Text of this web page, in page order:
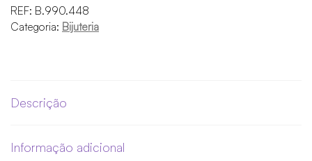
Ansiedade
–
REF: B.990.448
Categoria: Bijuteria
Descrição
Informação adicional